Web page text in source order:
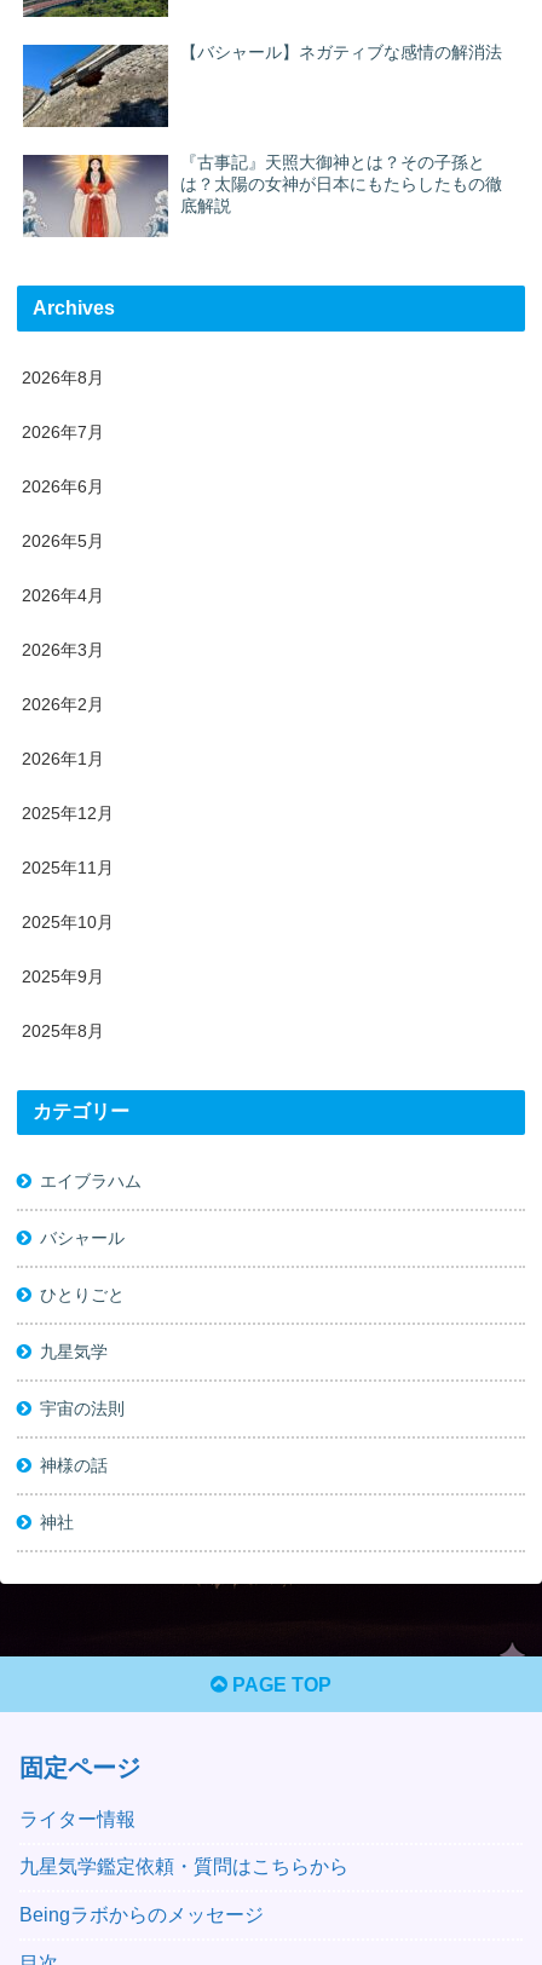
【バシャール】ネガティブな感情の解消法
『古事記』天照大御神とは？その子孫と
は？太陽の女神が日本にもたらしたもの徹
底解説
Archives
2026年8月
2026年7月
2026年6月
2026年5月
2026年4月
2026年3月
2026年2月
2026年1月
2025年12月
2025年11月
2025年10月
2025年9月
2025年8月
カテゴリー
エイブラハム
バシャール
ひとりごと
九星気学
宇宙の法則
神様の話
神社
PAGE TOP
固定ページ
ライター情報
九星気学鑑定依頼・質問はこちらから
Beingラボからのメッセージ